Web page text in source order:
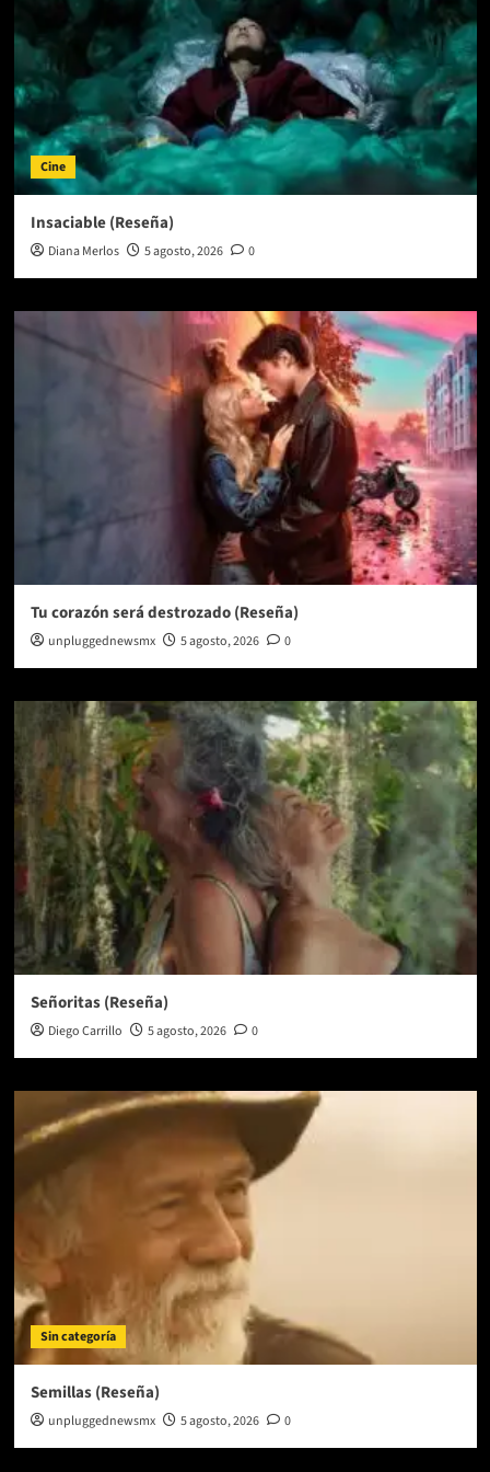
Cine
Insaciable (Reseña)
Diana Merlos 5 agosto, 2026 0
Tu corazón será destrozado (Reseña)
unpluggednewsmx 5 agosto, 2026 0
Señoritas (Reseña)
Diego Carrillo 5 agosto, 2026 0
Sin categoría
Semillas (Reseña)
unpluggednewsmx 5 agosto, 2026 0